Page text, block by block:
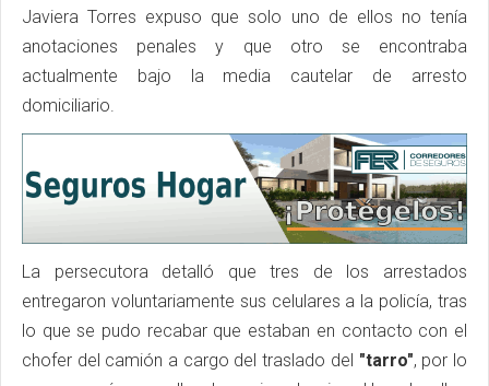
Javiera Torres expuso que solo uno de ellos no tenía
anotaciones penales y que otro se encontraba
actualmente bajo la media cautelar de arresto
domiciliario.
La persecutora detalló que tres de los arrestados
entregaron voluntariamente sus celulares a la policía, tras
lo que se pudo recabar que estaban en contacto con el
chofer del camión a cargo del traslado del "tarro", por lo